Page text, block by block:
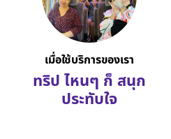
เมื่อใช้บริการของเรา
ทริป ไหนๆ ก็ สนุก
ประทับใจ